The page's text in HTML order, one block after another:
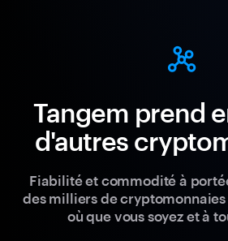
Tangem prend
d'autres
Fiabilité et commodité à
des milliers de
où que vous soyez et à